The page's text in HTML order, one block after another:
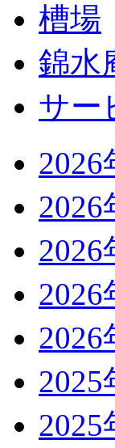
槽場
錦水
サー
2026
2026
2026
2026
2026
2025
2025